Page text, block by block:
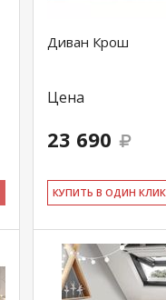
Диван Крош
Цена
23 690
КУ­ПИТЬ В ОДИН КЛИК